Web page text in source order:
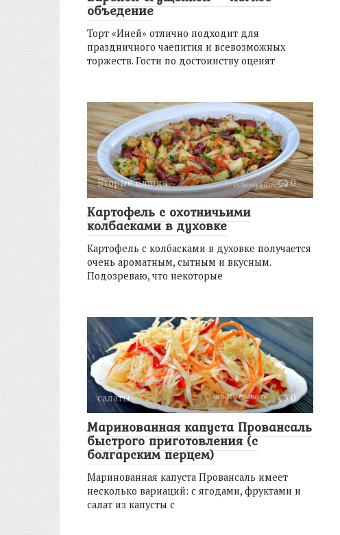
объедение
Торт «Иней» отлично подходит для
праздничного чаепития и всевозможных
торжеств. Гости по достоинству оценят
Вторые блюда 0
Картофель с охотничьими
колбасками в духовке
Картофель с колбасками в духовке получается
очень ароматным, сытным и вкусным.
Подозреваю, что некоторые
салаты 0
Маринованная капуста Провансаль
быстрого приготовления (с
болгарским перцем)
Маринованная капуста Провансаль имеет
несколько вариаций: с ягодами, фруктами и
салат из капусты с